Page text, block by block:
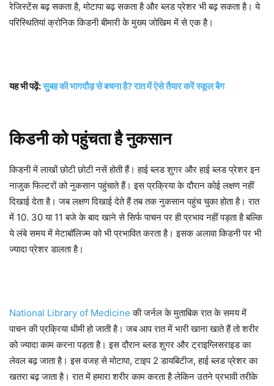
रेजिस्टेंस बढ़ सकता है, मोटापा बढ़ सकता है और ब्लड प्रेशर भी बढ़ सकता है। ये
परिस्थितियां क्रोनिक किडनी बीमारी के मुख्य जोखिम में से एक है।
यह भी पढ़ें:सुबह की भागदौड़ से बचना है? रात में ऐसे तैयार करें स्कूल बैग
किडनी को पहुंचता है नुकसान
किडनी में लाखों छोटी छोटी नसें होती हैं। हाई ब्लड शुगर और हाई ब्लड प्रेशर इन
नाजुक फिल्टरों को नुकसान पहुंचाते हैं। इस प्रक्रिया के दौरान कोई लक्षण नहीं
दिखाई देता है। जब लक्षण दिखाई देते हैं तब तक नुकसान पहुंच चुका होता है। रात
में 10. 30 या 11 बजे के बाद खाने से सिर्फ पाचन पर ही प्रभाव नहीं पड़ता है बल्कि
ये लंबे समय में मेटाबॉलिज्म को भी प्रभावित करता है। इसक अलावा किडनी पर भी
ज्यादा प्रेशर डालता है।
National Library of Medicineकी जर्नल के मुताबिक रात के समय में
पाचन की प्रक्रिया धीमी हो जाती है। जब आप रात में भारी खाना खाते हैं तो शरीर
को ज्यादा काम करना पड़ता है। इस दौरान ब्लड शुगर और ट्राइग्लिसराइड का
लेवल बढ़ जाता है। इस वजह से मोटापा, टाइप 2 डायबिटीज, हाई ब्लड प्रेशर का
खतरा बढ़ जाता है। रात में हमारा शरीर काम करता है लेकिन उतने प्रभावी तरीके